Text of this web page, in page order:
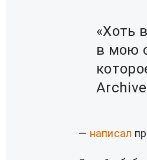
«Хоть
в мою
— написал